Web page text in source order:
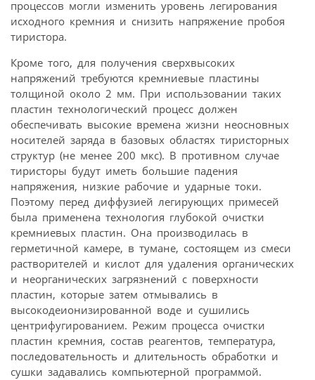
процессов могли изменить уровень легирования
исходного кремния и снизить напряжение пробоя
тиристора.
Кроме того, для получения сверхвысоких
напряжений требуются кремниевые пластины
толщиной около 2 мм. При использовании таких
пластин технологический процесс должен
обеспечивать высокие времена жизни неосновных
носителей заряда в базовых областях тиристорных
структур (не менее 200 мкс). В противном случае
тиристоры будут иметь большие падения
напряжения, низкие рабочие и ударные токи.
Поэтому перед диффузией легирующих примесей
была применена технология глубокой очистки
кремниевых пластин. Она производилась в
герметичной камере, в тумане, состоящем из смеси
растворителей и кислот для удаления органических
и неорганических загрязнений с поверхности
пластин, которые затем отмывались в
высокодеионизированной воде и сушились
центрифугированием. Режим процесса очистки
пластин кремния, состав реагентов, температура,
последовательность и длительность обработки и
сушки задавались компьютерной программой.